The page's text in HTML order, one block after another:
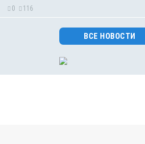
0 116
ВСЕ НОВОСТИ